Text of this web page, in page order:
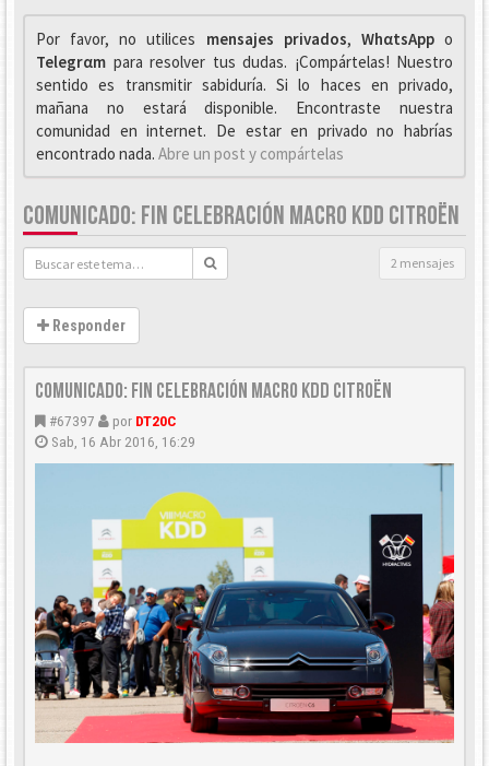
Por favor, no utilices mensajes privados, WhαtsAppo
Telegrαm para resolver tus dudas. ¡Compártelas! Nuestro
sentido es transmitir sabiduría. Si lo haces en privado,
mañana no estará disponible. Encontraste nuestra
comunidad en internet. De estar en privado no habrías
encontrado nada. Abre un post y compártelas
COMUNICADO: FIN CELEBRACIÓN MACRO KDD CITROËN
2 mensajes
Responder
Comunicado: Fin celebración Macro KDD Citroën
#67397 por DT20C
Sab, 16 Abr 2016, 16:29